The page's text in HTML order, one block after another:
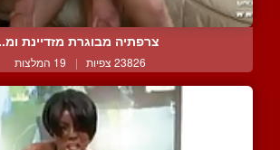
צרפתיה מבוגרת מזדיינת
23826 צפיות | 19 המלצות